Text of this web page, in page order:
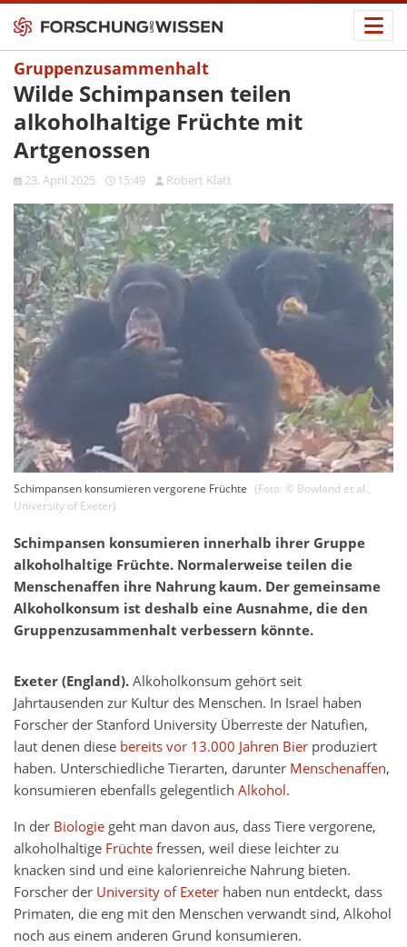
Gruppenzusammenhalt
Wilde Schimpansen teilen
alkoholhaltige Früchte mit
Artgenossen
23. April 2025 15:49 Robert Klatt
Schimpansen konsumieren vergorene Früchte (Foto: © Bowland et al.,
University of Exeter)
Schimpansen konsumieren innerhalb ihrer Gruppe
alkoholhaltige Früchte. Normalerweise teilen die
Menschenaffen ihre Nahrung kaum. Der gemeinsame
Alkoholkonsum ist deshalb eine Ausnahme, die den
Gruppenzusammenhalt verbessern könnte.
Exeter (England).Alkoholkonsum gehört seit
Jahrtausenden zur Kultur des Menschen. In Israel haben
Forscher der Stanford University Überreste der Natufien,
laut denen diese bereits vor 13.000 Jahren Bier produziert
haben. Unterschiedliche Tierarten, darunter Menschenaffen,
konsumieren ebenfalls gelegentlich Alkohol.
In der Biologiegeht man davon aus, dass Tiere vergorene,
alkoholhaltige Früchtefressen, weil diese leichter zu
knacken sind und eine kalorienreiche Nahrung bieten.
Forscher der University of Exeter haben nun entdeckt, dass
Primaten, die eng mit den Menschen verwandt sind, Alkohol
noch aus einem anderen Grund konsumieren.